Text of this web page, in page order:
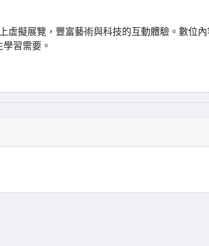
虛擬展覽，豐富藝術與科技的互動體驗。數位內
習需要。